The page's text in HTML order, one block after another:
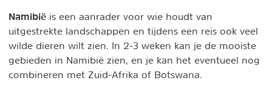
Namibië is een aanrader voor wie houdt van
uitgestrekte landschappen en tijdens een reis ook veel
wilde dieren wilt zien. In 2-3 weken kan je de mooiste
gebieden in Namibië zien, en je kan het eventueel nog
combineren met Zuid-Afrika of Botswana.